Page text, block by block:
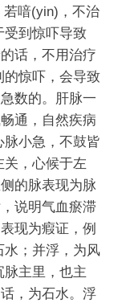
若喑(yin)，不治
受到惊吓导致
话，不用治疗
惊吓，会导致
数的。肝脉一
通，自然疾病
小急，不鼓皆
，心候于左
的脉表现为脉
说明气血瘀滞
现为瘕证，例
水；并浮，为风
脉主里，也主
，为石水。浮